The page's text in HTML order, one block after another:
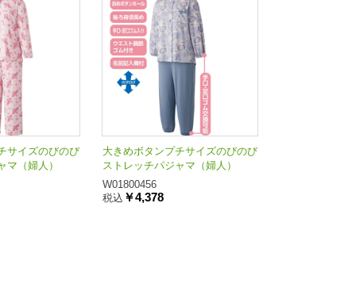
サイズのびのび
マ（婦人）
大きめボタンプチサイズのびのび
ストレッチパジャマ（婦人）
W01800456
税込 ￥4,378